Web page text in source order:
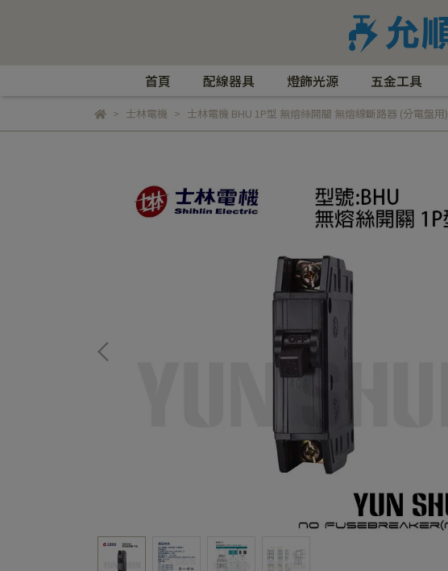
首頁 配線器具 燈飾光源 五金工具
士林電機 士林電機 BHU 1P型 無熔絲開關 無熔線斷路器 (分電盤用)